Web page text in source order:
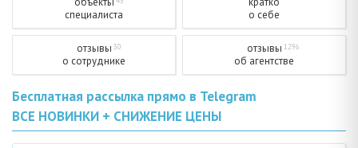
специалиста
о себе
отзывы 30
о сотруднике
отзывы 1296
об агентстве
Бесплатная рассылка прямо в Telegram
ВСЕ НОВИНКИ + СНИЖЕНИЕ ЦЕНЫ